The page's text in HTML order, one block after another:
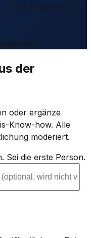
{Frachtportal,
der
oder ergänze
Know-how. Alle
moderiert.
Sei die erste Person.